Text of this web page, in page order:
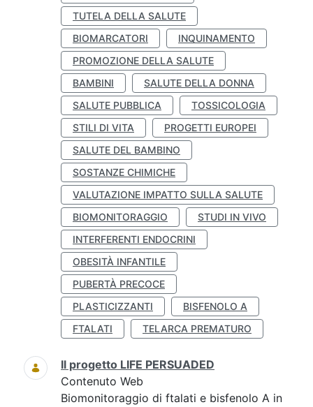
TUTELA DELLA SALUTE
BIOMARCATORI
INQUINAMENTO
PROMOZIONE DELLA SALUTE
BAMBINI
SALUTE DELLA DONNA
SALUTE PUBBLICA
TOSSICOLOGIA
STILI DI VITA
PROGETTI EUROPEI
SALUTE DEL BAMBINO
SOSTANZE CHIMICHE
VALUTAZIONE IMPATTO SULLA SALUTE
BIOMONITORAGGIO
STUDI IN VIVO
INTERFERENTI ENDOCRINI
OBESITÀ INFANTILE
PUBERTÀ PRECOCE
PLASTICIZZANTI
BISFENOLO A
FTALATI
TELARCA PREMATURO
Il progetto LIFE PERSUADED
Contenuto Web
Biomonitoraggio di ftalati e bisfenolo A in